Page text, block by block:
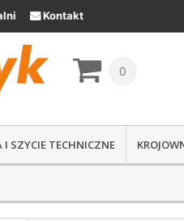
Kontakt
0
I SZYCIE TECHNICZNE